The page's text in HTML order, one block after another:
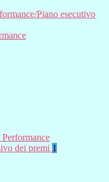
Piano esecutivo
dei premi 1